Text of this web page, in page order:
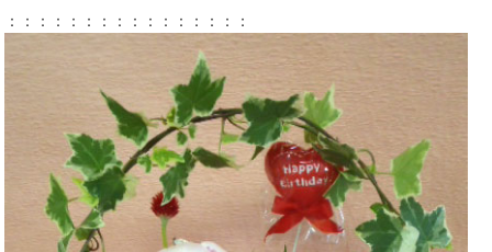
：：：：：：：：：：：：：：：：